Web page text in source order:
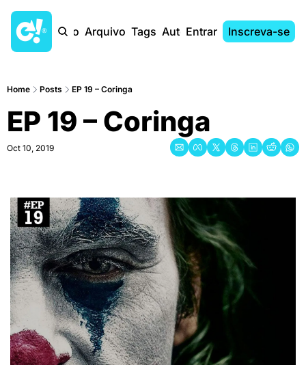
Início Arquivo Tags AutoresEntrar Inscreva-se
Home Posts EP 19 – Coringa
EP 19 – Coringa
Oct 10, 2019